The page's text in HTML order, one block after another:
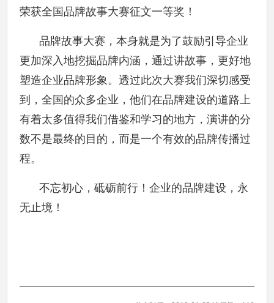
荣获全国品牌故事大赛征文一等奖！
品牌故事大赛，本身就是为了鼓励引导企业
更加深入地挖掘品牌内涵，通过讲故事，更好地
塑造企业品牌形象。透过此次大赛我们深切感受
到，全国的众多企业，他们在品牌建设的道路上
有着太多值得我们借鉴和学习的地方，演讲的分
数不是最终的目的，而是一个有效的品牌传播过
程。
不忘初心，砥砺前行！企业的品牌建设，永
无止境！